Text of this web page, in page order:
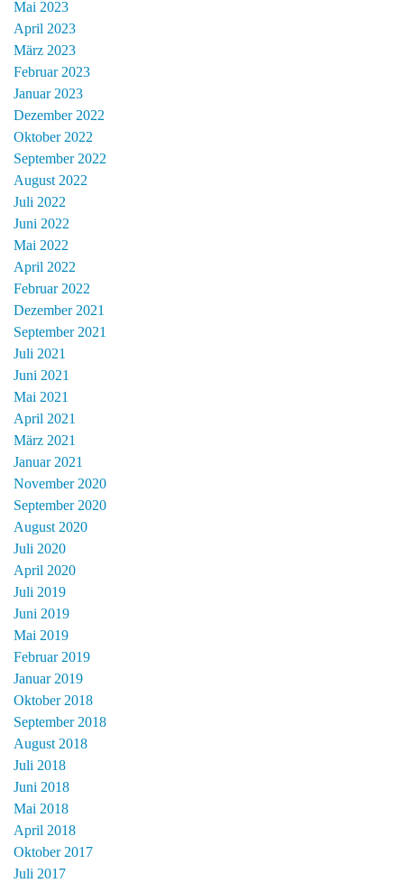
Mai 2023
April 2023
März 2023
Februar 2023
Januar 2023
Dezember 2022
Oktober 2022
September 2022
August 2022
Juli 2022
Juni 2022
Mai 2022
April 2022
Februar 2022
Dezember 2021
September 2021
Juli 2021
Juni 2021
Mai 2021
April 2021
März 2021
Januar 2021
November 2020
September 2020
August 2020
Juli 2020
April 2020
Juli 2019
Juni 2019
Mai 2019
Februar 2019
Januar 2019
Oktober 2018
September 2018
August 2018
Juli 2018
Juni 2018
Mai 2018
April 2018
Oktober 2017
Juli 2017